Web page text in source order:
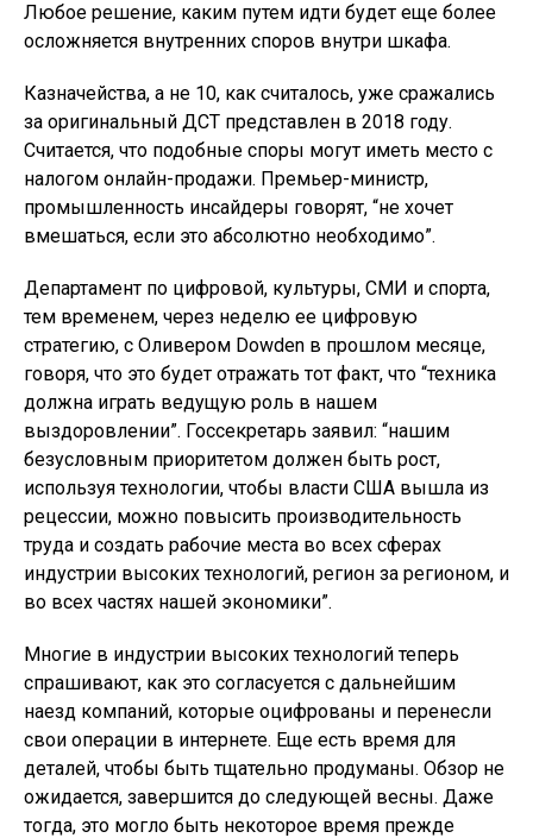
Любое решение, каким путем идти будет еще более
осложняется внутренних споров внутри шкафа.
Казначейства, а не 10, как считалось, уже сражались
за оригинальный ДСТ представлен в 2018 году.
Считается, что подобные споры могут иметь место с
налогом онлайн-продажи. Премьер-министр,
промышленность инсайдеры говорят, “не хочет
вмешаться, если это абсолютно необходимо”.
Департамент по цифровой, культуры, СМИ и спорта,
тем временем, через неделю ее цифровую
стратегию, с Оливером Dowden в прошлом месяце,
говоря, что это будет отражать тот факт, что “техника
должна играть ведущую роль в нашем
выздоровлении”. Госсекретарь заявил: “нашим
безусловным приоритетом должен быть рост,
используя технологии, чтобы власти США вышла из
рецессии, можно повысить производительность
труда и создать рабочие места во всех сферах
индустрии высоких технологий, регион за регионом, и
во всех частях нашей экономики”.
Многие в индустрии высоких технологий теперь
спрашивают, как это согласуется с дальнейшим
наезд компаний, которые оцифрованы и перенесли
свои операции в интернете. Еще есть время для
деталей, чтобы быть тщательно продуманы. Обзор не
ожидается, завершится до следующей весны. Даже
тогда, это могло быть некоторое время прежде